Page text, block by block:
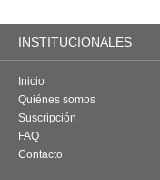
INSTITUCIONALES
Inicio
Quiénes somos
Suscripción
FAQ
Contacto